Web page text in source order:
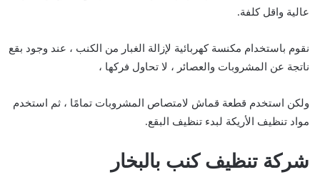
عالية واقل كلفة.
نقوم باستخدام مكنسة كهربائية لإزالة الغبار من الكنب ، عند وجود بقع
ناتجة عن المشروبات والعصائر ، لا تحاول فركها ،
ولكن استخدم قطعة قماش لامتصاص المشروبات تمامًا ، ثم استخدم
مواد تنظيف الأريكة لبدء تنظيف البقع.
شركة تنظيف كنب بالبخار